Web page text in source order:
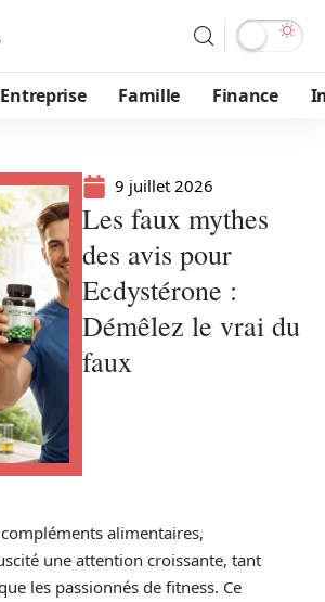
Entreprise Famille Finance
9 juillet 2026
Les faux mythes
des avis pour
Ecdystérone :
Démêlez le vrai du
faux
compléments alimentaires,
une attention croissante, tant
les passionnés de fitness. Ce